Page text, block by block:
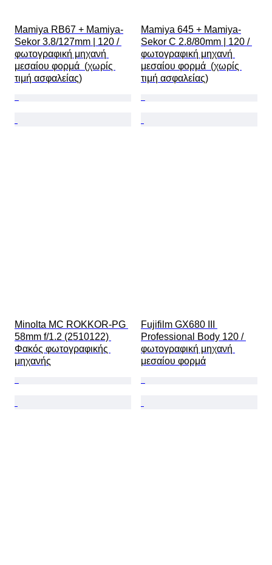
Mamiya RB67 + Mamiya-
Sekor 3.8/127mm | 120 /
φωτογραφική μηχανή
μεσαίου φορμά  (χωρίς
τιμή ασφαλείας)
Mamiya 645 + Mamiya-
Sekor C 2.8/80mm | 120 /
φωτογραφική μηχανή
μεσαίου φορμά  (χωρίς
τιμή ασφαλείας)
Minolta MC ROKKOR-PG
58mm f/1.2 (2510122)
Φακός φωτογραφικής
μηχανής
Fujifilm GX680 III
Professional Body 120 /
φωτογραφική μηχανή
μεσαίου φορμά